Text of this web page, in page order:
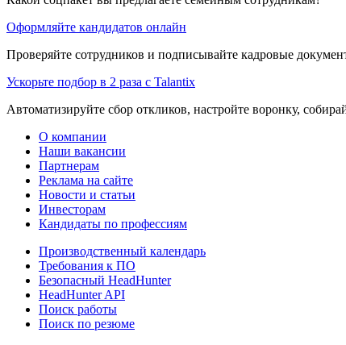
Оформляйте кандидатов онлайн
Проверяйте сотрудников и подписывайте кадровые
Ускорьте подбор в 2 раза с Talantix
Автоматизируйте сбор откликов, настройте воронку,
О компании
Наши вакансии
Партнерам
Реклама на сайте
Новости и статьи
Инвесторам
Кандидаты по профессиям
Производственный календарь
Требования к ПО
Безопасный HeadHunter
HeadHunter API
Поиск работы
Поиск по резюме